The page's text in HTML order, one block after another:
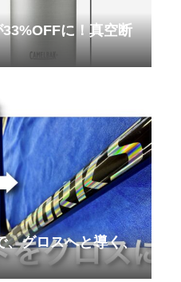
に！真空断
、グロスへと導く、